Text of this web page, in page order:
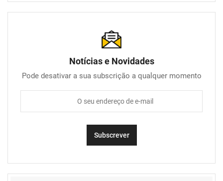
Notícias e Novidades
Pode desativar a sua subscrição a qualquer momento